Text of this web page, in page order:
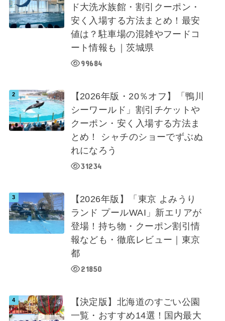
ド大洗水族館・割引クーポン・
安く入場する方法まとめ！最安
値は？駐車場の混雑やフードコ
ート情報も｜茨城県
99684
【2026年版・20％オフ】「鴨川
シーワールド」割引チケットや
クーポン・安く入場する方法ま
とめ！ シャチのショーでずぶぬ
れになろう
31234
【2026年版】「東京 よみうり
ランド プールWAI」新エリアが
登場！持ち物・クーポン割引情
報なども・徹底レビュー｜東京
都
21850
【決定版】北海道のすごい公園
一覧・おすすめ14選！国内最大